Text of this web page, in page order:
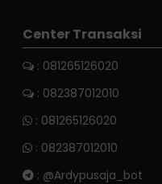
Center Transaksi
: 081265126020
: 082387012010
: 081265126020
: 082387012010
: @Ardypusaja_bot